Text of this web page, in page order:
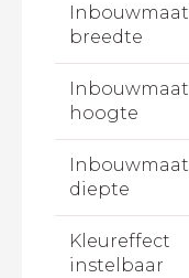
Inbouwmaat
breedte
Inbouwmaat
hoogte
Inbouwmaat
diepte
Kleureffect
instelbaar